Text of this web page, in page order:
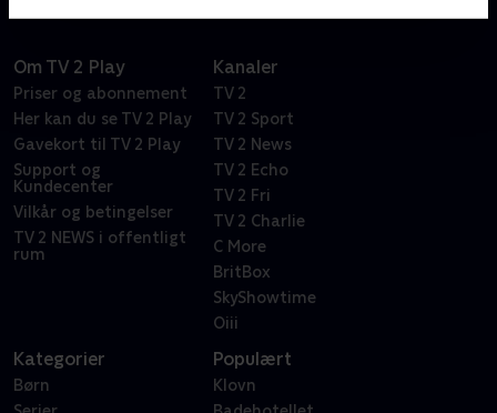
Om TV 2 Play
Priser og abonnement
Her kan du se TV 2 Play
Gavekort til TV 2 Play
Support og
Kundecenter
Vilkår og betingelser
TV 2 NEWS i offentligt
rum
Kanaler
TV 2
TV 2 Sport
TV 2 News
TV 2 Echo
TV 2 Fri
TV 2 Charlie
C More
BritBox
SkyShowtime
Oiii
Kategorier
Børn
Populært
Klovn